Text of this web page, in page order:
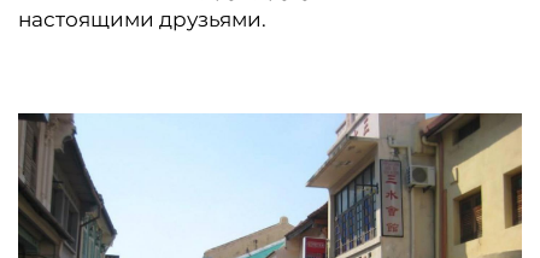
настоящими друзьями.